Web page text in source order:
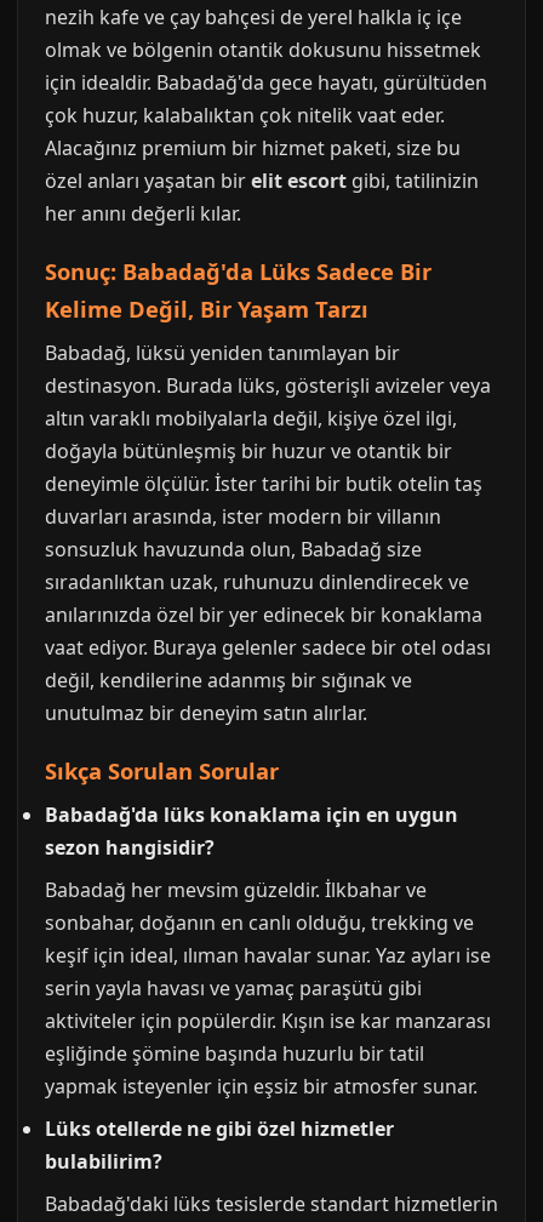
nezih kafe ve çay bahçesi de yerel halkla iç içe
olmak ve bölgenin otantik dokusunu hissetmek
için idealdir. Babadağ'da gece hayatı, gürültüden
çok huzur, kalabalıktan çok nitelik vaat eder.
Alacağınız premium bir hizmet paketi, size bu
özel anları yaşatan birelit escort gibi, tatilinizin
her anını değerli kılar.
Sonuç: Babadağ'da Lüks Sadece Bir
Kelime Değil, Bir Yaşam Tarzı
Babadağ, lüksü yeniden tanımlayan bir
destinasyon. Burada lüks, gösterişli avizeler veya
altın varaklı mobilyalarla değil, kişiye özel ilgi,
doğayla bütünleşmiş bir huzur ve otantik bir
deneyimle ölçülür. İster tarihi bir butik otelin taş
duvarları arasında, ister modern bir villanın
sonsuzluk havuzunda olun, Babadağ size
sıradanlıktan uzak, ruhunuzu dinlendirecek ve
anılarınızda özel bir yer edinecek bir konaklama
vaat ediyor. Buraya gelenler sadece bir otel odası
değil, kendilerine adanmış bir sığınak ve
unutulmaz bir deneyim satın alırlar.
Sıkça Sorulan Sorular
Babadağ'da lüks konaklama için en uygun
sezon hangisidir?
Babadağ her mevsim güzeldir. İlkbahar ve
sonbahar, doğanın en canlı olduğu, trekking ve
keşif için ideal, ılıman havalar sunar. Yaz ayları ise
serin yayla havası ve yamaç paraşütü gibi
aktiviteler için popülerdir. Kışın ise kar manzarası
eşliğinde şömine başında huzurlu bir tatil
yapmak isteyenler için eşsiz bir atmosfer sunar.
Lüks otellerde ne gibi özel hizmetler
bulabilirim?
Babadağ'daki lüks tesislerde standart hizmetlerin